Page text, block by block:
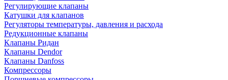
Регулирующие клапаны
Катушки для клапанов
Регуляторы температуры, давления и расхода
Редукционные клапаны
Клапаны Ридан
Клапаны Dendor
Клапаны Danfoss
Компрессоры